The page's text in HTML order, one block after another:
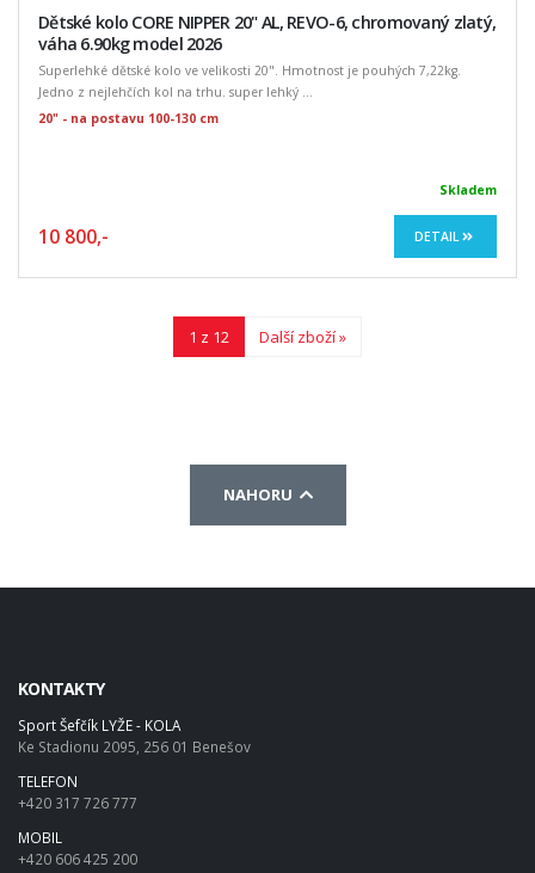
Dětské kolo CORE NIPPER 20" AL, REVO-6, chromovaný zlatý,
váha 6.90kg model 2026
Superlehké dětské kolo ve velikosti 20". Hmotnost je pouhých 7,22kg.
Jedno z nejlehčích kol na trhu. super lehký ...
20" - na postavu 100-130 cm
Skladem
10 800,- DETAIL
1 z 12 Další zboží »
NAHORU
KONTAKTY
Sport Šefčík LYŽE - KOLA
Ke Stadionu 2095, 256 01 Benešov
TELEFON
+420 317 726 777
MOBIL
+420 606 425 200